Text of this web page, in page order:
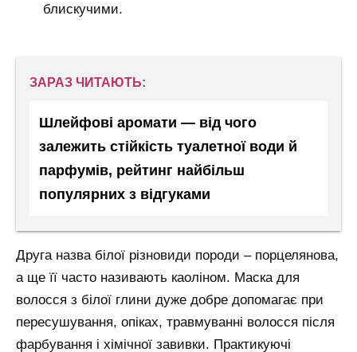
блискучими.
ЗАРАЗ ЧИТАЮТЬ:
Шлейфові аромати — від чого
залежить стійкість туалетної води й
парфумів, рейтинг найбільш
популярних з відгуками
Друга назва білої різновиди породи – порцелянова,
а ще її часто називають каоліном. Маска для
волосся з білої глини дуже добре допомагає при
пересушування, опіках, травмуванні волосся після
фарбування і хімічної завивки. Практикуючі